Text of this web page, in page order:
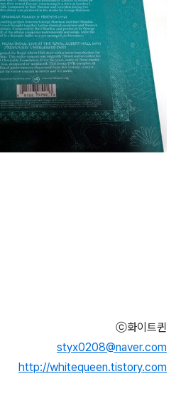
ⓒ화이트퀸
styx0208@naver.com
http://whitequeen.tistory.com